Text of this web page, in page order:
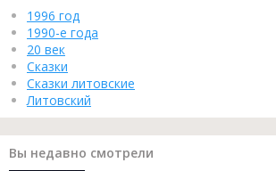
1996 год
1990-е года
20 век
Сказки
Сказки литовские
Литовский
Вы недавно смотрели